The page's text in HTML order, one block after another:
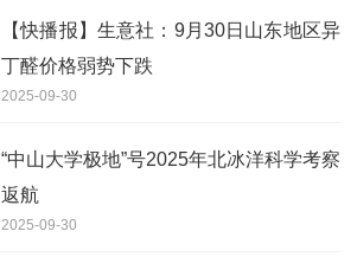
【快播报】生意社：9月30日山东地区异
丁醛价格弱势下跌
2025-09-30
“中山大学极地”号2025年北冰洋科学考察
返航
2025-09-30